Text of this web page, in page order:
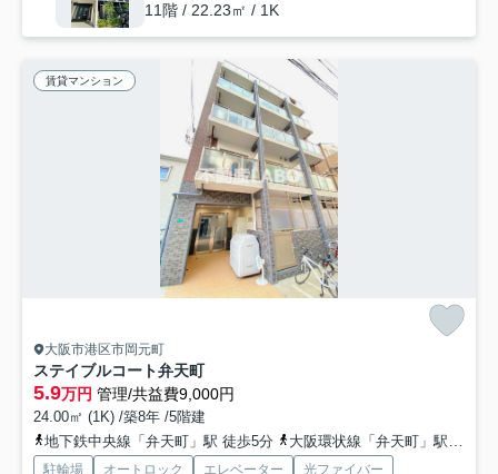
11階 / 22.23㎡ / 1K
賃貸マンション
大阪市港区市岡元町
ステイブルコート弁天町
5.9万円 管理/共益費9,000円
24.00㎡ (1K) /築8年 /5階建
地下鉄中央線「弁天町」駅 徒歩5分
大阪環状線「弁天町」駅 徒歩7分
駐輪場 オートロック エレベーター
光ファイバー